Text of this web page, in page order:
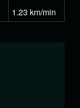
1.23 km/min